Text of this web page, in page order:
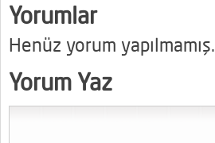
Yorumlar
Henüz yorum yapılmamış.
Yorum Yaz